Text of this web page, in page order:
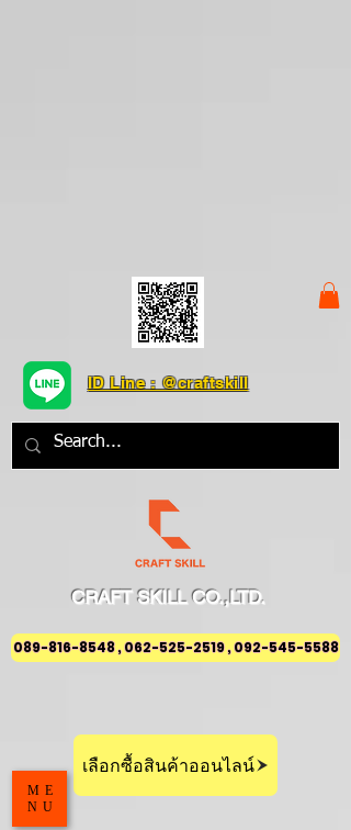
CRAFT SKILL CO.,LTD.
ID Line : @craftskill
089-816-8548 , 062-525-2519 , 092-545-5588
เลือกซื้อสินค้าออนไลน์
ME
NU